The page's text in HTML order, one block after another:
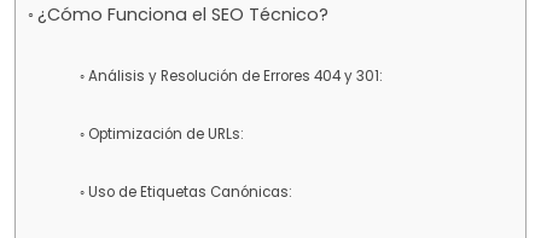
¿Cómo Funciona el SEO Técnico?
Análisis y Resolución de Errores 404 y 301:
Optimización de URLs:
Uso de Etiquetas Canónicas: